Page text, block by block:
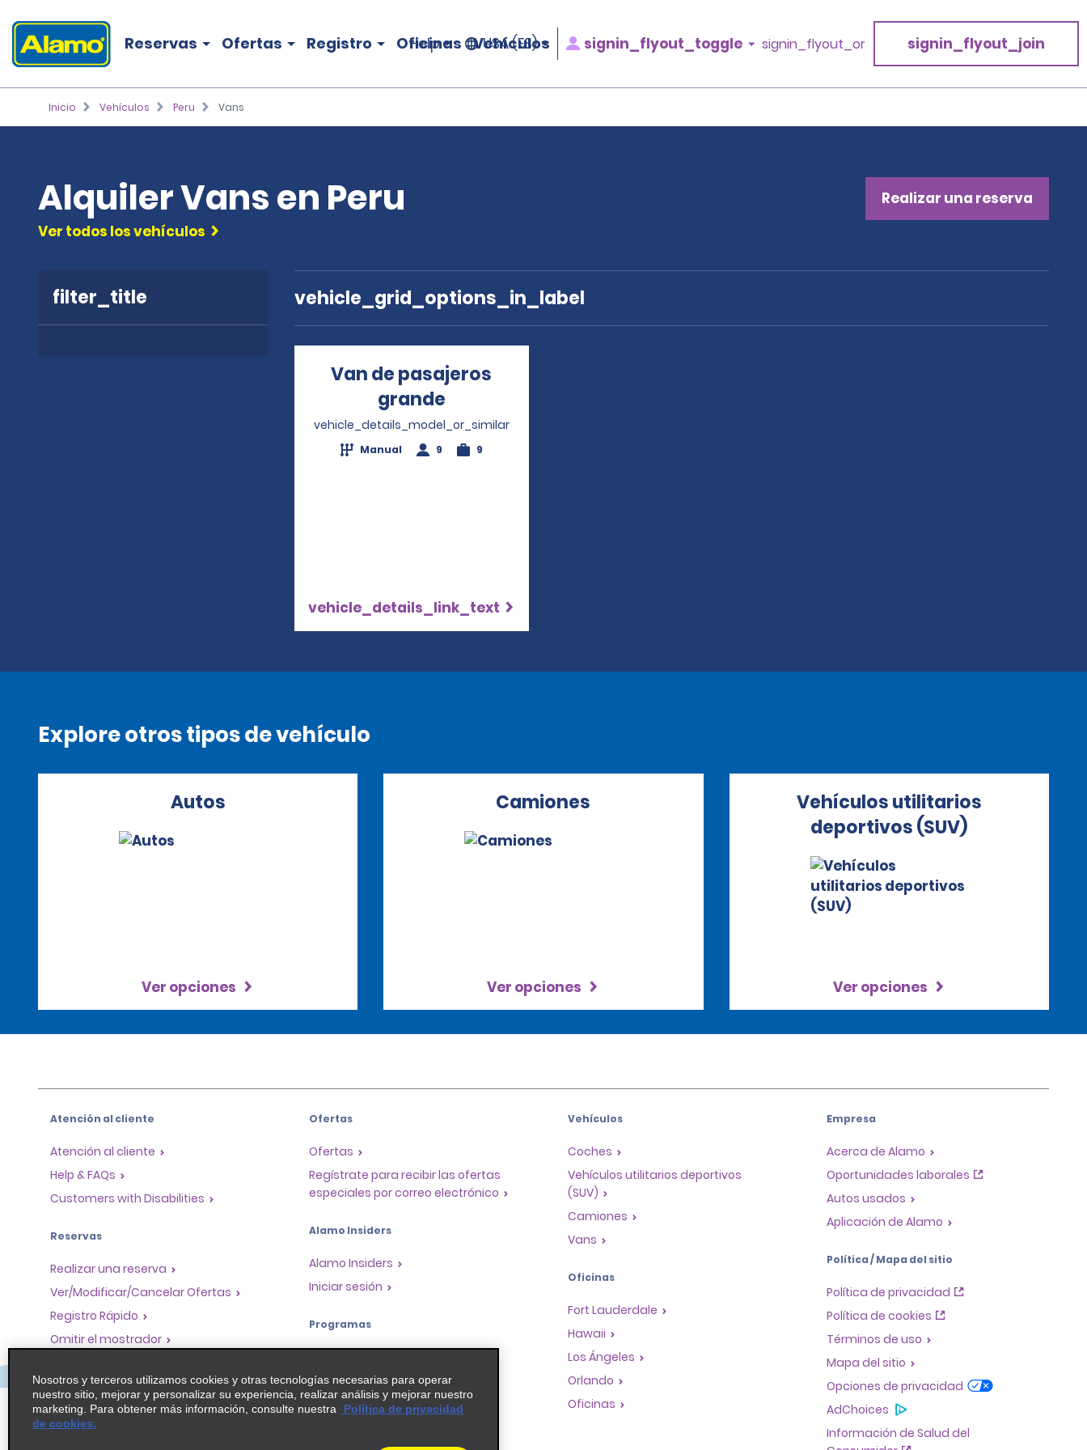
Reservas Ofertas Registro Oficinas Vehículos
Help USA (ES) signin_flyout_toggle signin_flyout_or signin_flyout_join
Inicio Vehículos Peru Vans
Alquiler Vans en Peru
Realizar una reserva
Ver todos los vehículos
filter_title vehicle_grid_options_in_label
Van de pasajeros
grande
vehicle_details_model_or_similar
Manual 9 9
vehicle_details_link_text
Explore otros tipos de vehículo
Autos
Ver opciones
Camiones
Ver opciones
Vehículos utilitarios
deportivos (SUV)
Ver opciones
Atención al cliente
Atención al cliente
Help & FAQs
Customers with Disabilities
Reservas
Realizar una reserva
Ver/Modificar/Cancelar Ofertas
Registro Rápido
Omitir el mostrador
Alquiler de autos solo de ida
Ofertas
Ofertas
Regístrate para recibir las ofertas
especiales por correo electrónico
Alamo Insiders
Alamo Insiders
Iniciar sesión
Programas
socios
Oportunidades de franquicias
globales
Vehículos
Coches
Vehículos utilitarios deportivos
(SUV)
Camiones
Vans
Oficinas
Fort Lauderdale
Hawaii
Los Ángeles
Orlando
Oficinas
Empresa
Acerca de Alamo
Oportunidades laborales
Autos usados
Aplicación de Alamo
Política / Mapa del sitio
Política de privacidad
Política de cookies
Términos de uso
Mapa del sitio
Opciones de privacidad
AdChoices
Información de Salud del
Nosotros y terceros utilizamos cookies y otras tecnologías necesarias para operar
nuestro sitio, mejorar y personalizar su experiencia, realizar análisis y mejorar nuestro
marketing. Para obtener más información, consulte nuestra
Política de privacidad
de cookies.